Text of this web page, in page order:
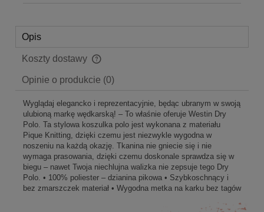
Opis
Koszty dostawy
Cena nie zawiera ewentualnych kosztów płatności
Opinie o produkcie (0)
Wyglądaj elegancko i reprezentacyjnie, będąc ubranym w swoją
ulubioną markę wędkarską! – To właśnie oferuje Westin Dry
Polo. Ta stylowa koszulka polo jest wykonana z materiału
Pique Knitting, dzięki czemu jest niezwykle wygodna w
noszeniu na każdą okazję. Tkanina nie gniecie się i nie
wymaga prasowania, dzięki czemu doskonale sprawdza się w
biegu – nawet Twoja niechlujna walizka nie zepsuje tego Dry
Polo. • 100% poliester – dzianina pikowa • Szybkoschnący i
bez zmarszczek materiał • Wygodna metka na karku bez tagów